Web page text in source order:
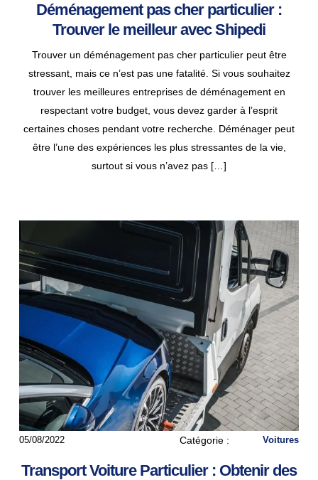
Déménagement pas cher particulier :
Trouver le meilleur avec Shipedi
Trouver un déménagement pas cher particulier peut être
stressant, mais ce n’est pas une fatalité. Si vous souhaitez
trouver les meilleures entreprises de déménagement en
respectant votre budget, vous devez garder à l’esprit
certaines choses pendant votre recherche. Déménager peut
être l’une des expériences les plus stressantes de la vie,
surtout si vous n’avez pas […]
05/08/2022 Catégorie : Voitures
Transport Voiture Particulier : Obtenir des